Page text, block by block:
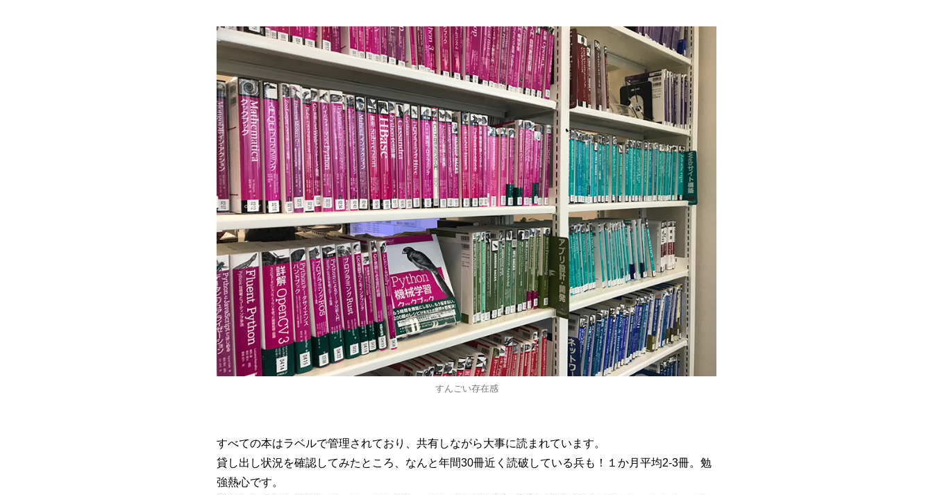
すんごい存在感
すべての本はラベルで管理されており、共有しながら大事に読まれています。
貸し出し状況を確認してみたところ、なんと年間30冊近く読破している兵も！１か月平均2-3冊。勉
強熱心です。